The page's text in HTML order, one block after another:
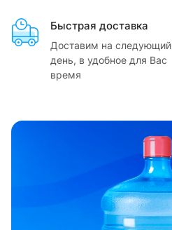
Быстрая доставка
Доставим на следующий
день, в удобное для Вас
время